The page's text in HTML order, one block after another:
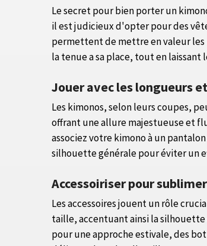
Le secret pour bien porter un
il est judicieux d'opter pour des
permettent de mettre en valeur
la tenue a sa place, tout en
Jouer avec les longueurs
Les kimonos, selon leurs coupes,
offrant une allure majestueuse et
associez votre kimono à un
silhouette générale pour éviter un
Accessoiriser pour sublimer
Les accessoires jouent un rôle
taille, accentuant ainsi la silhouette
pour une approche estivale, des